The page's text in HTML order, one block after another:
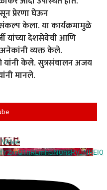
प्रेरणा घेऊन
संकल्प केला. या कार्यक्रमामुळे
यांच्या देशसेवेची आणि
अनेकांनी व्यक्त केले.
यांनी केले. सुत्रसंचालन अजय
मानले.
Video